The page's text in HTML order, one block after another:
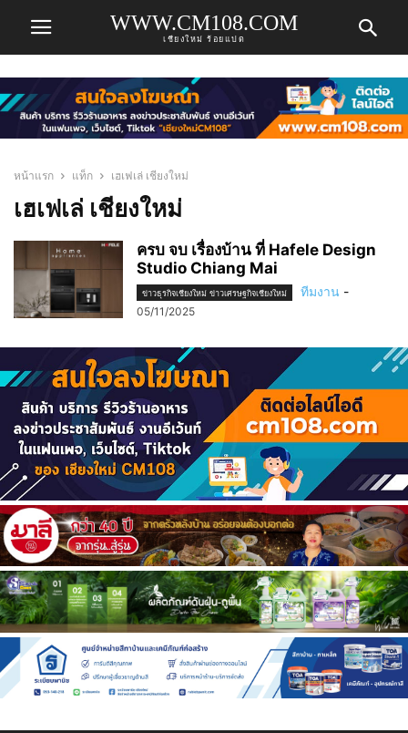
WWW.CM108.COM
เชียงใหม่ ร้อยแปด
หน้าแรก แท็ก เฮเฟเล่ เชียงใหม่
เฮเฟเล่ เชียงใหม่
ครบ จบ เรื่องบ้าน ที่ Hafele Design
Studio Chiang Mai
ข่าวธุรกิจเชียงใหม่ ข่าวเศรษฐกิจเชียงใหม่ ทีมงาน -
05/11/2025